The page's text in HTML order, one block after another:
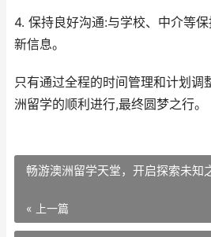
4. 保持良好沟通:与学校、中介等
新信息。
只有通过全程的时间管理和计划调
洲留学的顺利进行,最终圆梦之行。
畅游澳洲留学天堂，开启探索未知
« 上一篇